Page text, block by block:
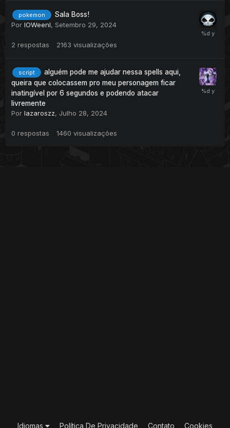
pokemon
Sala Boss!
Por IOWeenI, Setembro 29, 2024
2 respostas 2163 visualizações
script
alguém pode me ajudar nessa spells aqui,
queira que colocassem pro meu personagem ficar
inatingível por 6 segundos e podendo atacar
livremente
Por lazaroszz, Julho 28, 2024
0 respostas 1460 visualizações
Idiomas Política De Privacidade Contato Cookies